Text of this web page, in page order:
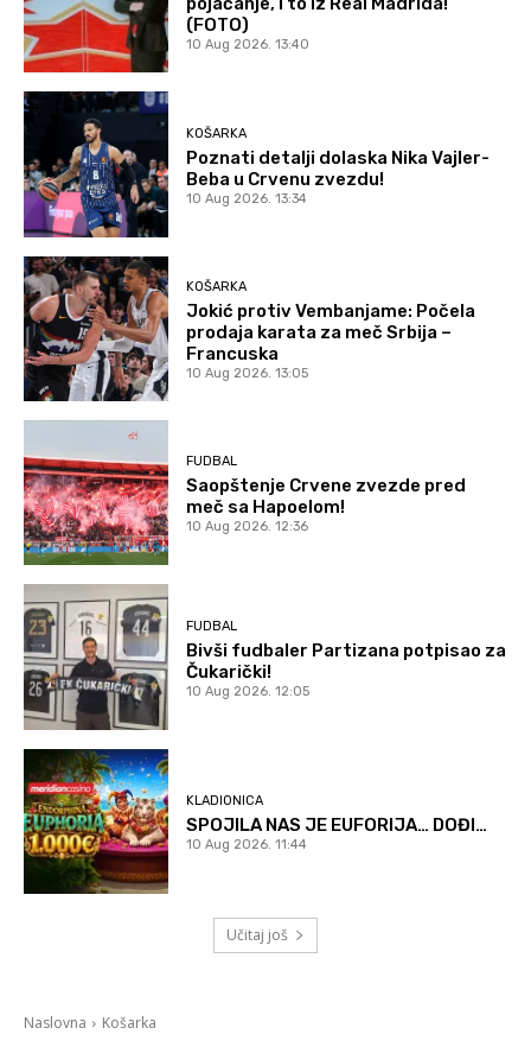
(FOTO)
10 Aug 2026. 13:40
KOŠARKA
Poznati detalji dolaska Nika Vajler-
Beba u Crvenu zvezdu!
10 Aug 2026. 13:34
KOŠARKA
Jokić protiv Vembanjame: Počela
prodaja karata za meč Srbija –
Francuska
10 Aug 2026. 13:05
FUDBAL
Saopštenje Crvene zvezde pred
meč sa Hapoelom!
10 Aug 2026. 12:36
FUDBAL
Bivši fudbaler Partizana potpisao za
Čukarički!
10 Aug 2026. 12:05
KLADIONICA
SPOJILA NAS JE EUFORIJA… DOĐI…
10 Aug 2026. 11:44
Učitaj još